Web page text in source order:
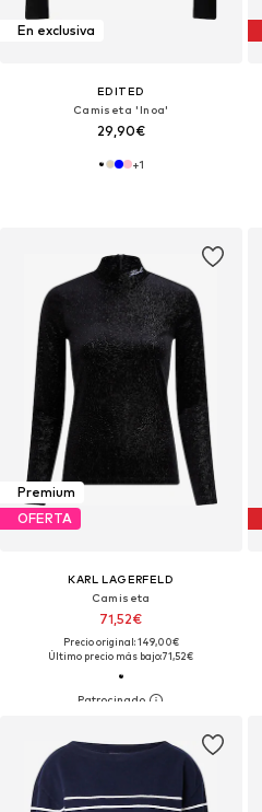
En exclusiva
EDITED
Camiseta 'Inoa'
29,90€
+1
Premium
OFERTA
KARL LAGERFELD
Camiseta
71,52€
Precio original: 149,00€
Último precio más bajo:71,52€